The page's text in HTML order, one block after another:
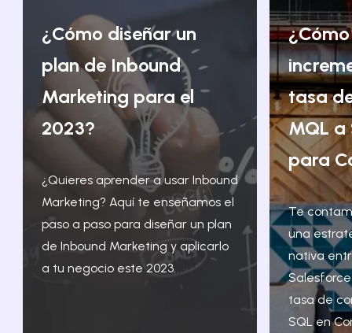
¿Cómo diseñar un
plan de Inbound
Marketing para el
2023?
¿Quieres aprender a usar Inbound
Marketing? Aquí te enseñamos el
paso a paso para diseñar un plan
de Inbound Marketing y aplicarlo
a tu negocio este 2023.
¿Cómo
tasa
MQL a
para
Te
una
nativa
tasa de
SQL en